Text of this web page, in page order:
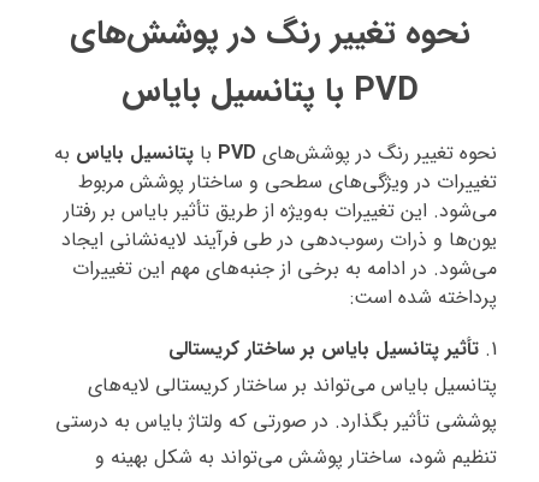
نحوه تغییر رنگ در پوشش‌های
PVD با پتانسیل بایاس
نحوه تغییر رنگ در پوشش‌های PVD با پتانسیل بایاس به
تغییرات در ویژگی‌های سطحی و ساختار پوشش مربوط
می‌شود. این تغییرات به‌ویژه از طریق تأثیر بایاس بر رفتار
یون‌ها و ذرات رسوب‌دهی در طی فرآیند لایه‌نشانی ایجاد
می‌شود. در ادامه به برخی از جنبه‌های مهم این تغییرات
پرداخته شده است:
تأثیر پتانسیل بایاس بر ساختار کریستالی
پتانسیل بایاس می‌تواند بر ساختار کریستالی لایه‌های
پوششی تأثیر بگذارد. در صورتی که ولتاژ بایاس به درستی
تنظیم شود، ساختار پوشش می‌تواند به شکل بهینه و